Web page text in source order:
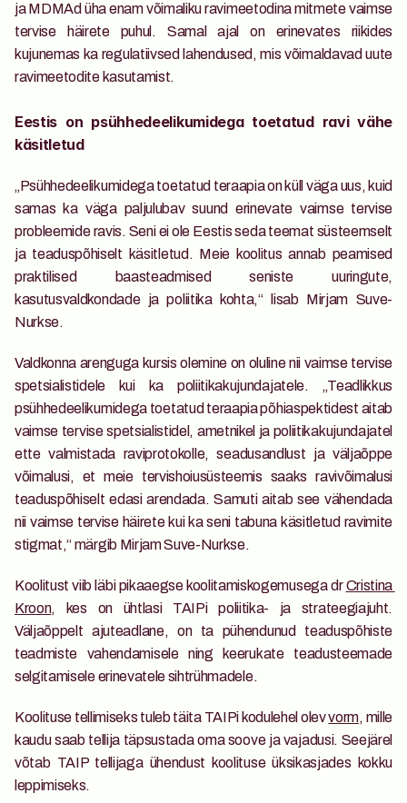
ja MDMAd üha enam võimaliku ravimeetodina mitmete vaimse
tervise häirete puhul. Samal ajal on erinevates riikides
kujunemas ka regulatiivsed lahendused, mis võimaldavad uute
ravimeetodite kasutamist.
Eestis on psühhedeelikumidega toetatud ravi vähe
käsitletud
„Psühhedeelikumidega toetatud teraapia on küll väga uus, kuid
samas ka väga paljulubav suund erinevate vaimse tervise
probleemide ravis. Seni ei ole Eestis seda teemat süsteemselt
ja teaduspõhiselt käsitletud. Meie koolitus annab peamised
praktilised baasteadmised seniste uuringute,
kasutusvaldkondade ja poliitika kohta,“ lisab Mirjam Suve-
Nurkse.
Valdkonna arenguga kursis olemine on oluline nii vaimse tervise
spetsialistidele kui ka poliitikakujundajatele. „Teadlikkus
psühhedeelikumidega toetatud teraapia põhiaspektidest aitab
vaimse tervise spetsialistidel, ametnikel ja poliitikakujundajatel
ette valmistada raviprotokolle, seadusandlust ja väljaõppe
võimalusi, et meie tervishoiusüsteemis saaks ravivõimalusi
teaduspõhiselt edasi arendada. Samuti aitab see vähendada
nii vaimse tervise häirete kui ka seni tabuna käsitletud ravimite
stigmat,“ märgib Mirjam Suve-Nurkse.
Koolitust viib läbi pikaaegse koolitamiskogemusega dr Cristina
Kroon, kes on ühtlasi TAIPi poliitika- ja strateegiajuht.
Väljaõppelt ajuteadlane, on ta pühendunud teaduspõhiste
teadmiste vahendamisele ning keerukate teadusteemade
selgitamisele erinevatele sihtrühmadele.
Koolituse tellimiseks tuleb täita TAIPi kodulehel olev vorm, mille
kaudu saab tellija täpsustada oma soove ja vajadusi. Seejärel
võtab TAIP tellijaga ühendust koolituse üksikasjades kokku
leppimiseks.